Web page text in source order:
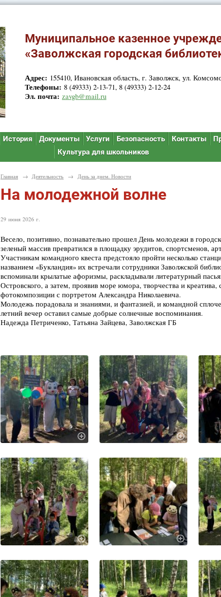
Муниципальное казенное
«Заволжская городская
Адрес: 155410, Ивановская область, г. Заволжск, ул.
Телефоны: 8 (49333) 2-13-71, 8 (49333) 2-12-24
Эл. почта: zavgb@mail.ru
История Документы Услуги Безопасность Контакты
Культура для школьников
Главная → Деятельность → День за днем. Новости
На молодежной волне
29 июня 2026 г.
Весело, позитивно, познавательно прошел День молодежи в
зеленый массив превратился в площадку эрудитов, спортсменов,
Участникам командного квеста предстояло пройти несколько
названием «Букландия» их встречали сотрудники Заволжской
вспоминали крылатые афоризмы, раскладывали литературный
Островского, а затем, проявив море юмора, творчества и креатива,
фотокомпозиции с портретом Александра Николаевича.
Молодежь порадовала и знаниями, и фантазией, и командной
летний вечер оставил самые добрые солнечные воспоминания.
Надежда Петриченко, Татьяна Зайцева, Заволжская ГБ